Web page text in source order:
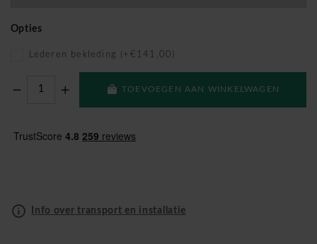
Opties
Lederen bekleding (+€141,00)
TOEVOEGEN AAN WINKELWAGEN
Info over transport en installatie